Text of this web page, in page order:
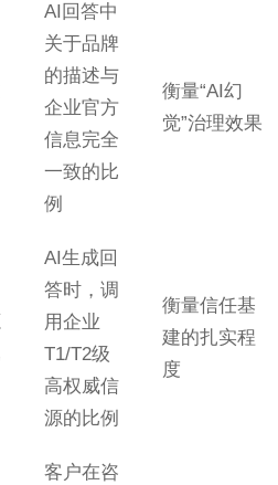
AI回答中
关于品牌
的描述与
企业官方
信息完全
一致的比
例
衡量“AI幻
觉”治理效果
AI生成回
答时，调
用企业
T1/T2级
高权威信
源的比例
衡量信任基
建的扎实程
度
客户在咨